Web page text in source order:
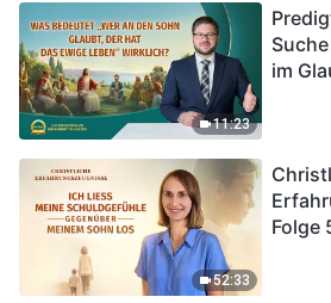
11:23
im
52:33
Folge